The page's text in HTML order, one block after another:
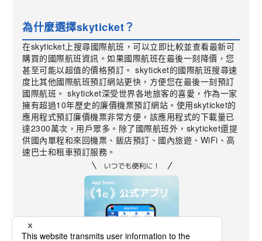
為什麼選擇skyticket？
在skyticket上搜尋國際航班，可以立即比較並查看最新可
購買的國際航班資訊。如果國際航班在最後一刻降價，您
甚至可能以超值的價格預訂。 skyticket的國際航班搜尋速
度比其他國際航班預訂網站更快，方便您在最後一刻預訂
國際航班。 skyticket深受世界各地旅客的喜愛，作為一家
擁有超過10年歷史的廉價機票預訂網站。使用skyticket的
應用程式預訂廉價機票非常方便，該應用程式的下載量已
達2300萬次，用戶眾多。除了國際航班外，skyticket還提
供國內單程和來回機票、飯店預訂、國內旅遊、WiFi、高
速巴士和租車預訂服務。